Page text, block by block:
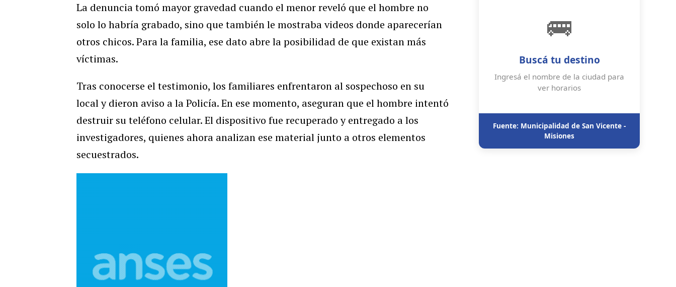
La denuncia tomó mayor gravedad cuando el menor reveló que el hombre no
solo lo habría grabado, sino que también le mostraba videos donde aparecerían
otros chicos. Para la familia, ese dato abre la posibilidad de que existan más
víctimas.
Tras conocerse el testimonio, los familiares enfrentaron al sospechoso en su
local y dieron aviso a la Policía. En ese momento, aseguran que el hombre intentó
destruir su teléfono celular. El dispositivo fue recuperado y entregado a los
investigadores, quienes ahora analizan ese material junto a otros elementos
secuestrados.
🚌
Buscá tu destino
Ingresá el nombre de la ciudad para
ver horarios
Fuente: Municipalidad de San Vicente -
Misiones